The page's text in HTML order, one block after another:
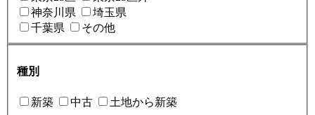
神奈川県
埼玉県
千葉県
その他
種別
新築 中古 土地から新築